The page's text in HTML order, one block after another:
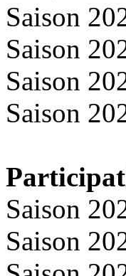
Saison
Saison
Saison
Saison
Saison
Saison